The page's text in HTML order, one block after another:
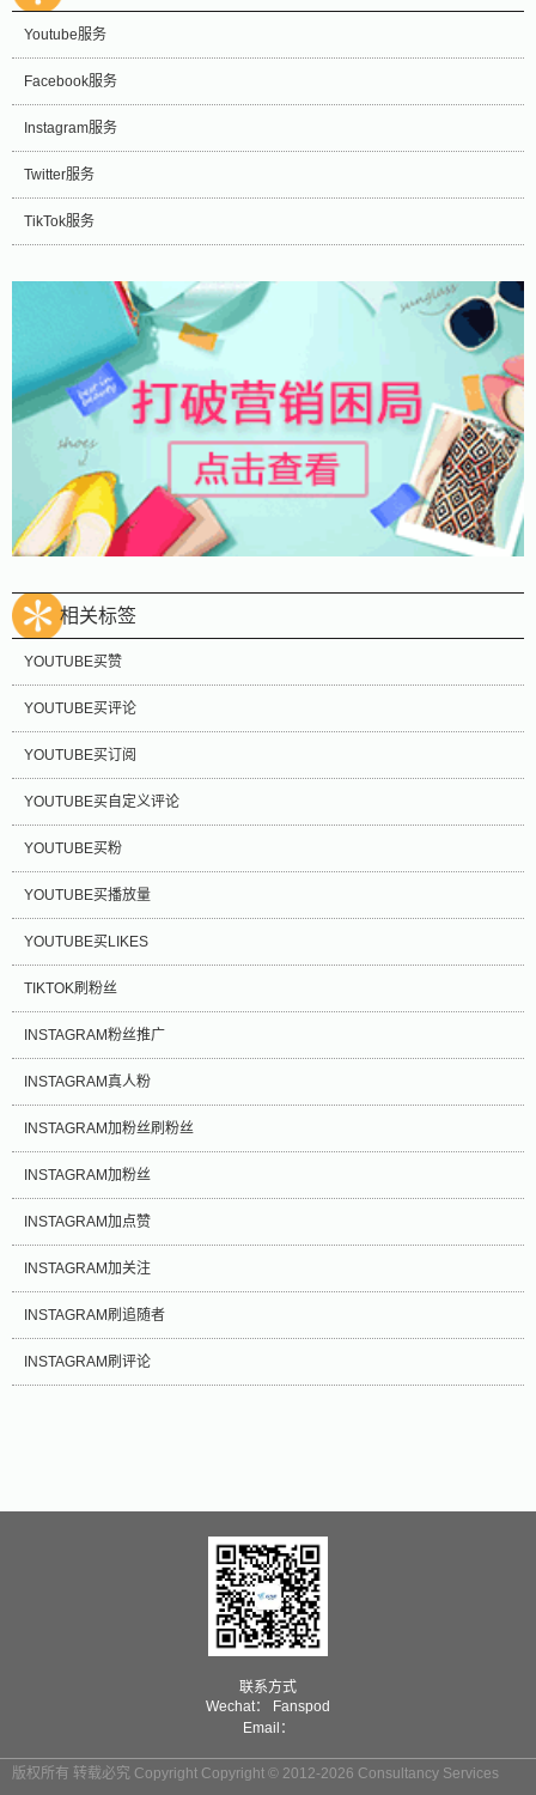
Youtube服务
Facebook服务
Instagram服务
Twitter服务
TikTok服务
相关标签
YOUTUBE买赞
YOUTUBE买评论
YOUTUBE买订阅
YOUTUBE买自定义评论
YOUTUBE买粉
YOUTUBE买播放量
YOUTUBE买LIKES
TIKTOK刷粉丝
INSTAGRAM粉丝推广
INSTAGRAM真人粉
INSTAGRAM加粉丝刷粉丝
INSTAGRAM加粉丝
INSTAGRAM加点赞
INSTAGRAM加关注
INSTAGRAM刷追随者
INSTAGRAM刷评论
联系方式
Wechat： Fanspod
Email：
版权所有 转载必究 Copyright Copyright © 2012-2026 Consultancy Services